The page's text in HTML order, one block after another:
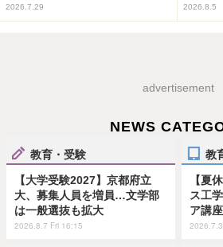
2026.7.29 2026.8.5
advertisement
NEWS
教育・受験
【大学受験2027】京都府立
大、募集人員を増員…文学部
は一般選抜も拡大
2026.8.7 Fri 16:15
教
【夏
ス工
ア講